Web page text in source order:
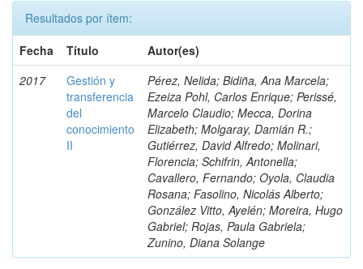
Resultados por ítem:
Fecha
Título
Autor(es)
2017
Gestión y
transferencia
del
conocimiento
II
Pérez, Nelida; Bidiña, Ana Marcela;
Ezeiza Pohl, Carlos Enrique; Perissé,
Marcelo Claudio; Mecca, Dorina
Elizabeth; Molgaray, Damián R.;
Gutiérrez, David Alfredo; Molinari,
Florencia; Schifrin, Antonella;
Cavallero, Fernando; Oyola, Claudia
Rosana; Fasolino, Nicolás Alberto;
González Vitto, Ayelén; Moreira, Hugo
Gabriel; Rojas, Paula Gabriela;
Zunino, Diana Solange